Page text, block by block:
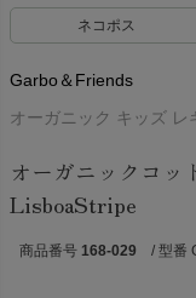
ネコポス
Garbo＆Friends
オーガニック キッズ
オーガニックコッ
LisboaStripe
商品番号 168-029 / 型番